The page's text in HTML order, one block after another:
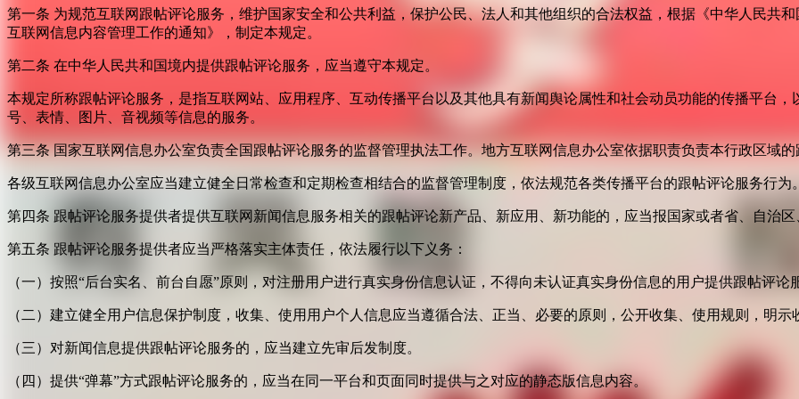
第一条 为规范互联网跟帖评论服务，维护国家安全和公共利益，保护公民、法人和其他组织的合法权益，根据《中华人民共
互联网信息内容管理工作的通知》，制定本规定。
第二条 在中华人民共和国境内提供跟帖评论服务，应当遵守本规定。
本规定所称跟帖评论服务，是指互联网站、应用程序、互动传播平台以及其他具有新闻舆论属性和社会动员功能的传播平台
号、表情、图片、音视频等信息的服务。
第三条 国家互联网信息办公室负责全国跟帖评论服务的监督管理执法工作。地方互联网信息办公室依据职责负责本行政区域
各级互联网信息办公室应当建立健全日常检查和定期检查相结合的监督管理制度，依法规范各类传播平台的跟帖评论服务行为
第四条 跟帖评论服务提供者提供互联网新闻信息服务相关的跟帖评论新产品、新应用、新功能的，应当报国家或者省、自治
第五条 跟帖评论服务提供者应当严格落实主体责任，依法履行以下义务：
（一）按照“后台实名、前台自愿”原则，对注册用户进行真实身份信息认证，不得向未认证真实身份信息的用户提供跟帖评论
（二）建立健全用户信息保护制度，收集、使用用户个人信息应当遵循合法、正当、必要的原则，公开收集、使用规则，明
（三）对新闻信息提供跟帖评论服务的，应当建立先审后发制度。
（四）提供“弹幕”方式跟帖评论服务的，应当在同一平台和页面同时提供与之对应的静态版信息内容。